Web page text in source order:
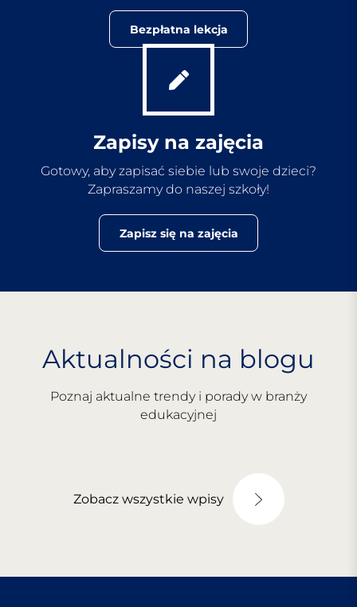
Bezpłatna lekcja
Zapisy na zajęcia
Gotowy, aby zapisać siebie lub swoje dzieci?
Zapraszamy do naszej szkoły!
Zapisz się na zajęcia
Aktualności na blogu
Poznaj aktualne trendy i porady w branży
edukacyjnej
Zobacz wszystkie wpisy